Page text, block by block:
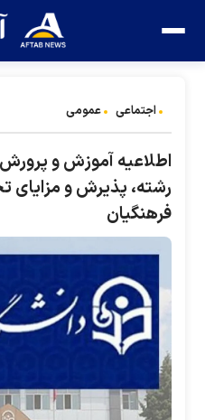
اجتماعی عمومی
اطلاعیه آموزش و پرورش
رشته، پذیرش و مزایای
فرهنگیان